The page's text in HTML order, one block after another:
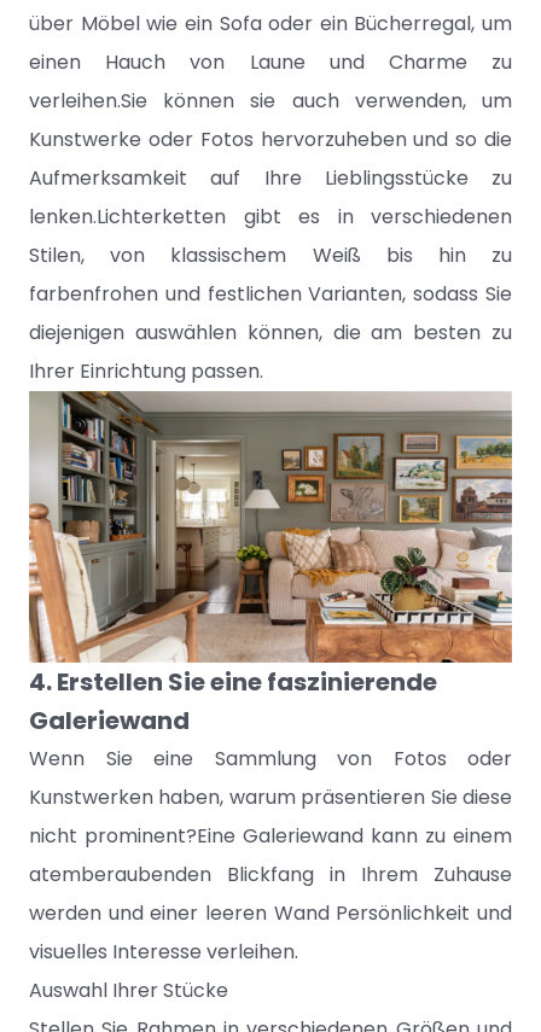
über Möbel wie ein Sofa oder ein Bücherregal, um
einen Hauch von Laune und Charme zu
verleihen.Sie können sie auch verwenden, um
Kunstwerke oder Fotos hervorzuheben und so die
Aufmerksamkeit auf Ihre Lieblingsstücke zu
lenken.Lichterketten gibt es in verschiedenen
Stilen, von klassischem Weiß bis hin zu
farbenfrohen und festlichen Varianten, sodass Sie
diejenigen auswählen können, die am besten zu
Ihrer Einrichtung passen.
4. Erstellen Sie eine faszinierende
Galeriewand
Wenn Sie eine Sammlung von Fotos oder
Kunstwerken haben, warum präsentieren Sie diese
nicht prominent?Eine Galeriewand kann zu einem
atemberaubenden Blickfang in Ihrem Zuhause
werden und einer leeren Wand Persönlichkeit und
visuelles Interesse verleihen.
Auswahl Ihrer Stücke